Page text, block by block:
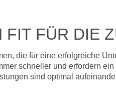
FIT FÜR DIE
die für eine erfolgreiche
schneller und erfordern
sind optimal